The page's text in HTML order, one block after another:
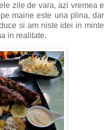
zile de vara, azi vremea e
maine este una plina, dar
si am niste idei in minte
in realitate.